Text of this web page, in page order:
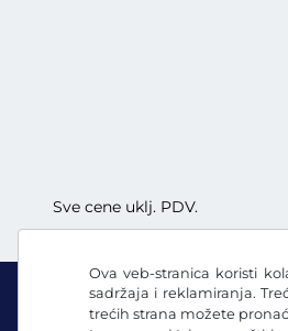
Ova veb-stranica koristi
sadržaja i reklamiranja.
trećih strana možete
Sve cene uklj. PDV.